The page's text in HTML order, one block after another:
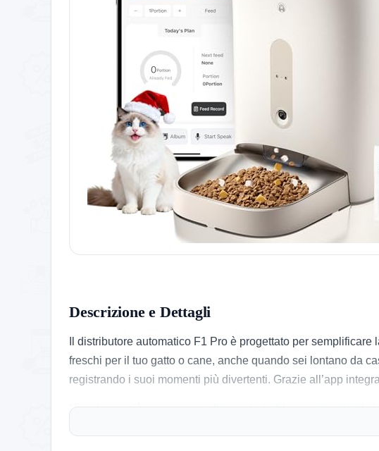
Descrizione e Dettagli
Il distributore automatico F1 Pro è progettato per
freschi per il tuo gatto o cane, anche quando sei lontano da
registrando i suoi momenti più divertenti. Grazie all’app
Non dovrai più preoccuparti di crocchette bloccate grazie al
in caso di interruzione della corrente, il distributore continua